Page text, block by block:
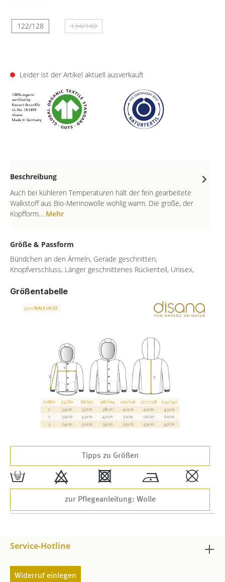
122/128 134/140
Leider ist der Artikel aktuell ausverkauft
Beschreibung
Auch bei kühleren Temperaturen hält der fein gearbeitete
Walkstoff aus Bio-Merinowolle wohlig warm. Die große, der
Kopfform… Mehr
Größe & Passform
Bündchen an den Ärmeln, Gerade geschnitten,
Knopfverschluss, Länger geschnittenes Rückenteil, Unisex,
Größentabelle
Tipps zu Größen
w 9 4 * ,
zur Pflegeanleitung: Wolle
Service-Hotline
Widerruf einlegen